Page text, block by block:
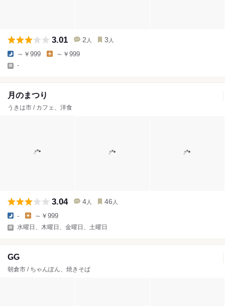
3.01 2 人 3 人
～￥999 ～￥999
-
月のまつり
うきは市 / カフェ、洋食
3.04 4 人 46 人
- ～￥999
水曜日、木曜日、金曜日、土曜日
GG
朝倉市 / ちゃんぽん、焼きそば